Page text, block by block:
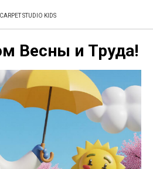
STUDIO KIDS
Весны и Труда!